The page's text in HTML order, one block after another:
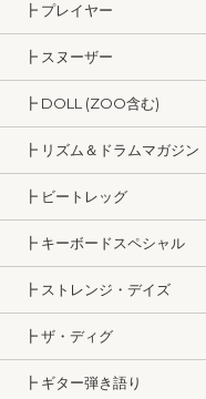
┣ プレイヤー
┣ スヌーザー
┣ DOLL (ZOO含む)
┣ リズム＆ドラムマガジン
┣ ビートレッグ
┣ キーボードスペシャル
┣ ストレンジ・デイズ
┣ ザ・ディグ
┣ ギター弾き語り